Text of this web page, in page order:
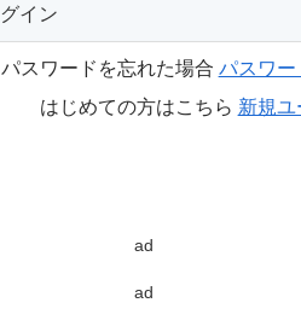
パスワードを忘れた場合 パスワー
はじめての方はこちら 新規
ad
ad